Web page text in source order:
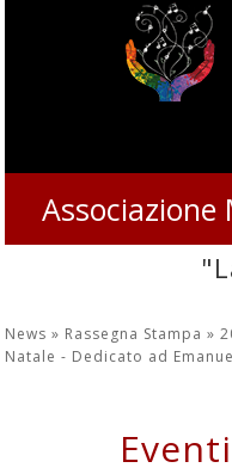
Associazione
News » Rassegna Stampa »
Natale - Dedicato ad